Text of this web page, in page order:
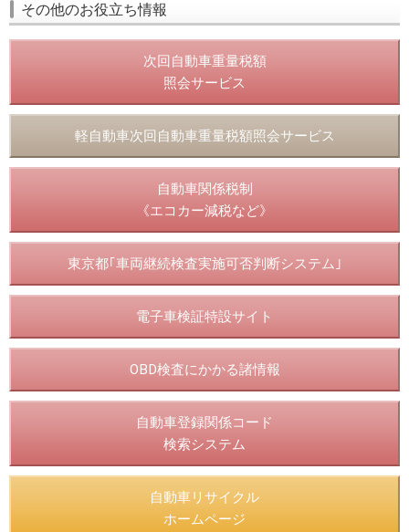
その他のお役立ち情報
次回自動車重量税額
照会サービス
軽自動車次回自動車重量税額照会サービス
自動車関係税制
《エコカー減税など》
東京都｢車両継続検査実施可否判断システム｣
電子車検証特設サイト
OBD検査にかかる諸情報
自動車登録関係コード
検索システム
自動車リサイクル
ホームページ